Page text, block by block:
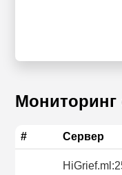
Мониторинг
# Сервер